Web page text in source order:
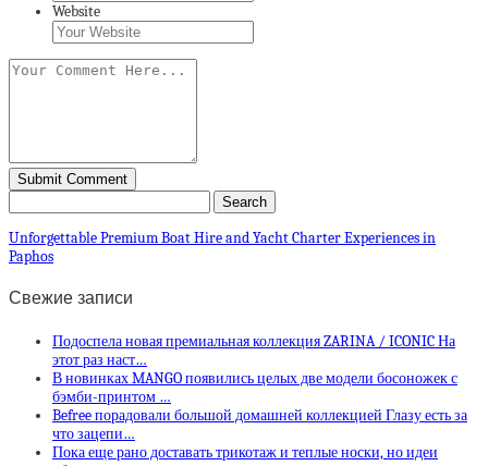
Website
Unforgettable Premium Boat Hire and Yacht Charter Experiences in
Paphos
Свежие записи
Подоспела новая премиальная коллекция ZARINA / ICONIC На
этот раз наст…
В новинках MANGO появились целых две модели босоножек с
бэмби-принтом …
Befree порадовали большой домашней коллекцией Глазу есть за
что зацепи…
Пока еще рано доставать трикотаж и теплые носки, но идеи